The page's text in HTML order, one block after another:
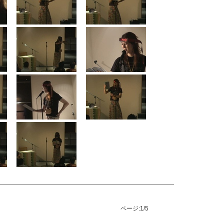
ページ:1/5